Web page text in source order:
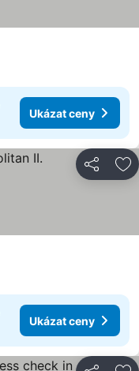
Ukázat ceny
Sdílet
Ukázat ceny